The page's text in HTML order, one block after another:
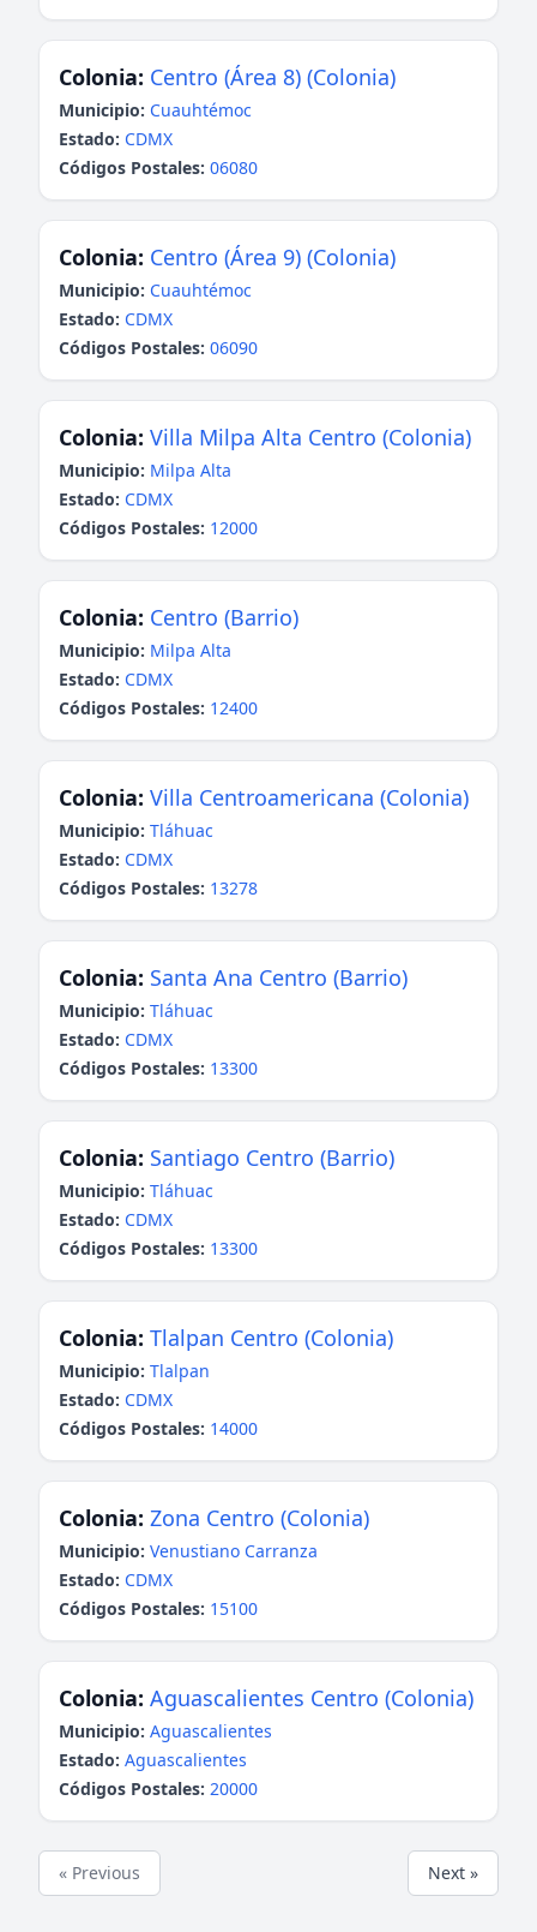
Colonia: Centro (Área 8) (Colonia)
Municipio: Cuauhtémoc
Estado: CDMX
Códigos Postales: 06080
Colonia: Centro (Área 9) (Colonia)
Municipio: Cuauhtémoc
Estado: CDMX
Códigos Postales: 06090
Colonia: Villa Milpa Alta Centro (Colonia)
Municipio: Milpa Alta
Estado: CDMX
Códigos Postales: 12000
Colonia: Centro (Barrio)
Municipio: Milpa Alta
Estado: CDMX
Códigos Postales: 12400
Colonia: Villa Centroamericana (Colonia)
Municipio: Tláhuac
Estado: CDMX
Códigos Postales: 13278
Colonia: Santa Ana Centro (Barrio)
Municipio: Tláhuac
Estado: CDMX
Códigos Postales: 13300
Colonia: Santiago Centro (Barrio)
Municipio: Tláhuac
Estado: CDMX
Códigos Postales: 13300
Colonia: Tlalpan Centro (Colonia)
Municipio: Tlalpan
Estado: CDMX
Códigos Postales: 14000
Colonia: Zona Centro (Colonia)
Municipio: Venustiano Carranza
Estado: CDMX
Códigos Postales: 15100
Colonia: Aguascalientes Centro (Colonia)
Municipio: Aguascalientes
Estado: Aguascalientes
Códigos Postales: 20000
« Previous Next »